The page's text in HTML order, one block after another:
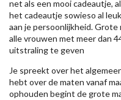
net als een mooi cadeautje,
het cadeautje sowieso al
aan je persoonlijkheid. Grote
alle vrouwen met meer dan
uitstraling te geven
Je spreekt over het
hebt over de maten vanaf
ophouden begint de grote